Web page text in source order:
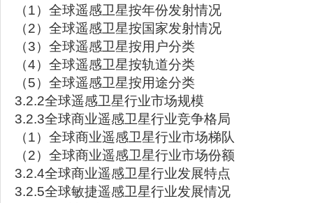
（1）全球遥感卫星按年份发射情况
（2）全球遥感卫星按国家发射情况
（3）全球遥感卫星按用户分类
（4）全球遥感卫星按轨道分类
（5）全球遥感卫星按用途分类
3.2.2全球遥感卫星行业市场规模
3.2.3全球商业遥感卫星行业竞争格局
（1）全球商业遥感卫星行业市场梯队
（2）全球商业遥感卫星行业市场份额
3.2.4全球商业遥感卫星行业发展特点
3.2.5全球敏捷遥感卫星行业发展情况